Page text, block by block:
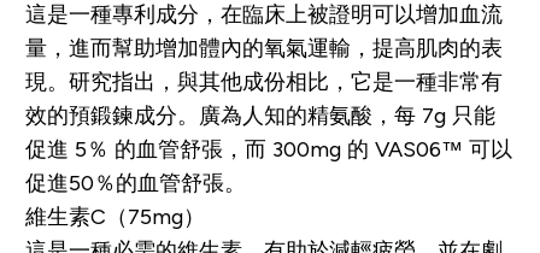
這是一種專利成分，在臨床上被證明可以增加血流
量，進而幫助增加體內的氧氣運輸，提高肌肉的表
現。研究指出，與其他成份相比，它是一種非常有
效的預鍛鍊成分。廣為人知的精氨酸，每 7g 只能
促進 5％ 的血管舒張，而 300mg 的 VAS06™ 可以
促進50％的血管舒張。
維生素C（75mg）